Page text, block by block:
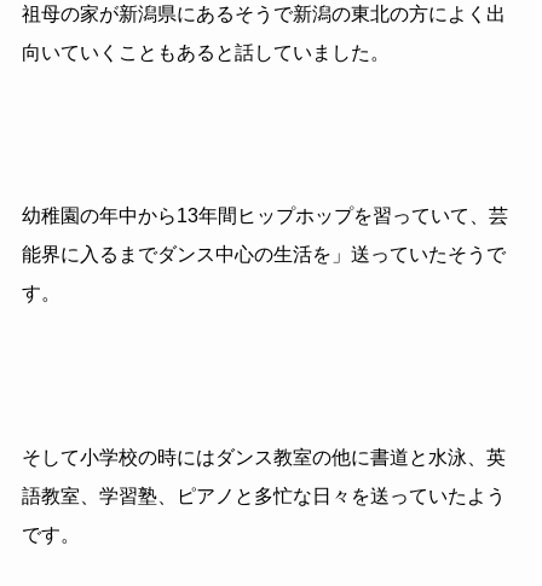
祖母の家が新潟県にあるそうで新潟の東北の方によく出
向いていくこともあると話していました。
幼稚園の年中から13年間ヒップホップを習っていて、芸
能界に入るまでダンス中心の生活を」送っていたそうで
す。
そして小学校の時にはダンス教室の他に書道と水泳、英
語教室、学習塾、ピアノと多忙な日々を送っていたよう
です。